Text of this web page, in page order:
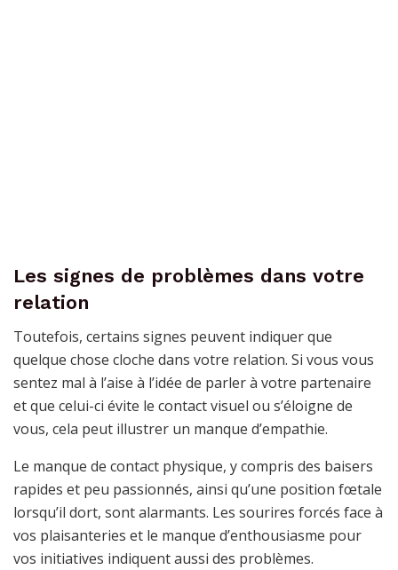
Les signes de problèmes dans votre
relation
Toutefois, certains signes peuvent indiquer que
quelque chose cloche dans votre relation. Si vous vous
sentez mal à l’aise à l’idée de parler à votre partenaire
et que celui-ci évite le contact visuel ou s’éloigne de
vous, cela peut illustrer un manque d’empathie.
Le manque de contact physique, y compris des baisers
rapides et peu passionnés, ainsi qu’une position fœtale
lorsqu’il dort, sont alarmants. Les sourires forcés face à
vos plaisanteries et le manque d’enthousiasme pour
vos initiatives indiquent aussi des problèmes.